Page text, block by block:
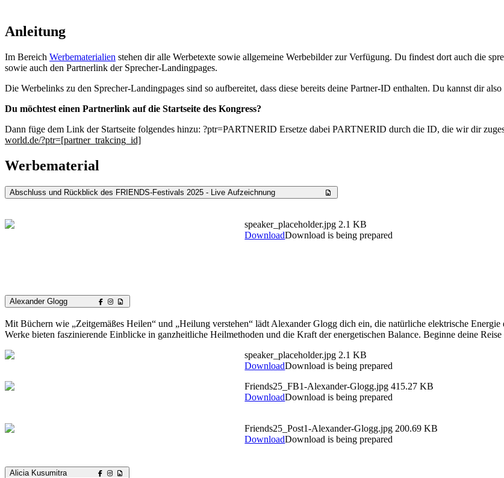
Anleitung
Im Bereich Werbematerialien stehen dir alle Werbetexte sowie allgemeine Werbebilder zur Verfügung. Du findest dort auch die
sowie auch den Partnerlink der Sprecher-Landingpages.
Die Werbelinks zu den Sprecher-Landingpages sind so aufbereitet, dass diese bereits deine Partner-ID enthalten. Du kannst dir
Du möchtest einen Partnerlink auf die Startseite des Kongress?
Dann füge dem Link der Startseite folgendes hinzu: ?ptr=PARTNERID Ersetze dabei PARTNERID durch die ID, die wir dir
world.de/?ptr=[partner_trakcing_id]
Werbematerial
Abschluss und Rückblick des FRIENDS-Festivals 2025 - Live Aufzeichnung
speaker_placeholder.jpg 2.1 KB
DownloadDownload is being prepared
Alexander Glogg
Mit Büchern wie „Zeitgemäßes Heilen“ und „Heilung verstehen“ lädt Alexander Glogg dich ein, die natürliche elektrische
Werke bieten faszinierende Einblicke in ganzheitliche Heilmethoden und die Kraft der energetischen Balance. Beginne deine
speaker_placeholder.jpg 2.1 KB
DownloadDownload is being prepared
Friends25_FB1-Alexander-Glogg.jpg415.27 KB
DownloadDownload is being prepared
Friends25_Post1-Alexander-Glogg.jpg 200.69 KB
DownloadDownload is being prepared
Alicia Kusumitra